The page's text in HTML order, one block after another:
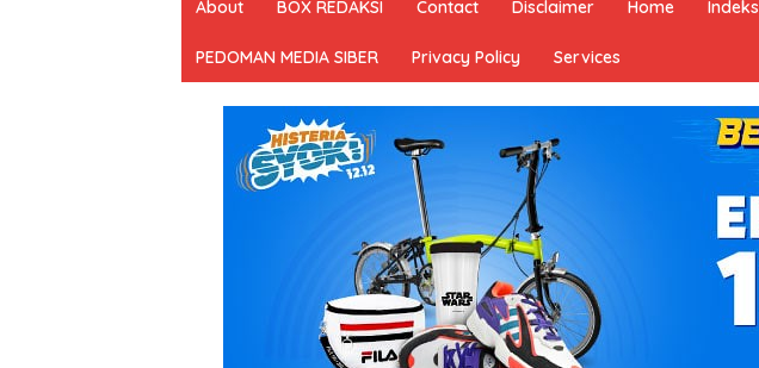
About BOX REDAKSI Contact Disclaimer Home Indeks
PEDOMAN MEDIA SIBER Privacy Policy Services